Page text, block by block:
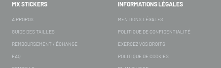
MX STICKERS
À PROPOS
GUIDE DES TAILLES
REMBOURSEMENT / ÉCHANGE
FAQ
INFORMATIONS LÉGALES
MENTIONS LÉGALES
POLITIQUE DE CONFIDENTIALITÉ
EXERCEZ VOS DROITS
POLITIQUE DE COOKIES